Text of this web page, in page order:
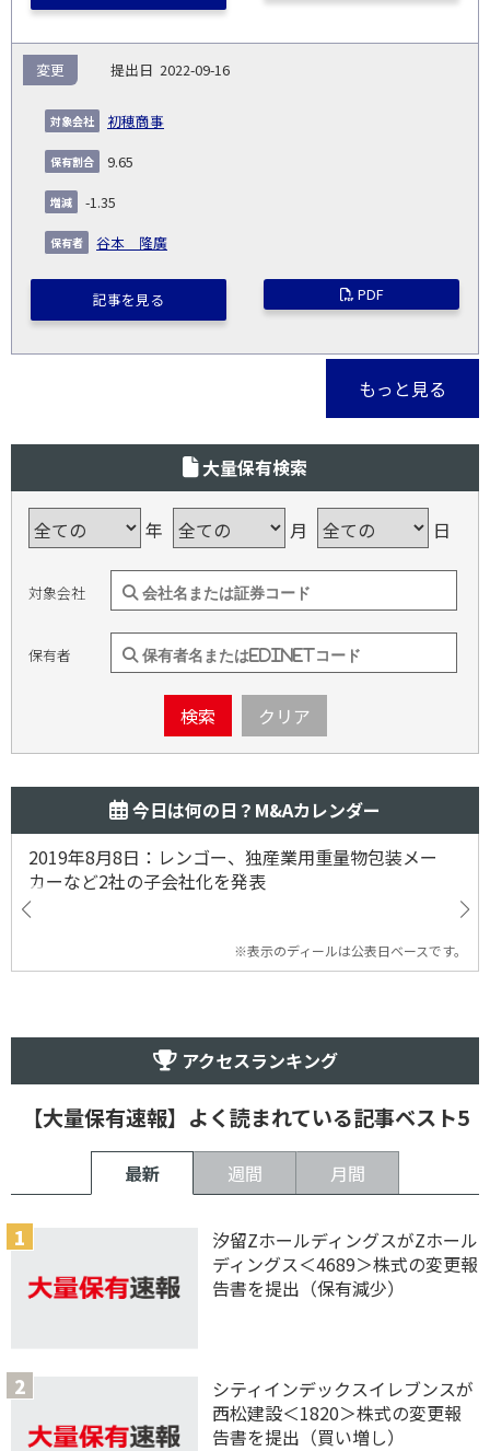
2022-09-16
初穂商事
変更
9.65
-1.35
谷本 隆廣
記事を見る PDF
もっと見る
大量保有検索
年 月 日
対象会社
保有者
検索 クリア
今日は何の日？M&Aカレンダー
2019年8月8日：レンゴー、独産業用重量物包装メー
カーなど2社の子会社化を発表
※表示のディールは公表日ベースです。
アクセスランキング
【大量保有速報】よく読まれている記事ベスト5
最新 週間 月間
汐留ZホールディングスがZホール
ディングス＜4689＞株式の変更報
告書を提出（保有減少）
シティインデックスイレブンスが
西松建設＜1820＞株式の変更報
告書を提出（買い増し）